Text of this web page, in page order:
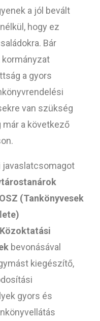
a jól bevált
hogy ez
Bár
a gyors
van szükség
már a következő
javaslatcsomagot
(Tankönyvesek
bevonásával
kiegészítő,
gyors és